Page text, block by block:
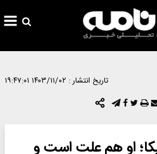
تاریخ انتشار : ۱۴۰۳/۱۱/۰۲ ۱۹:۴۷:۰۱
او هم علت است و